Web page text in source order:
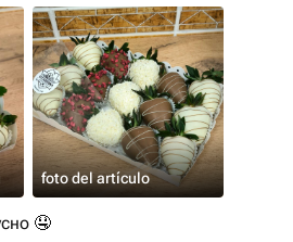
foto del artículo
🤤